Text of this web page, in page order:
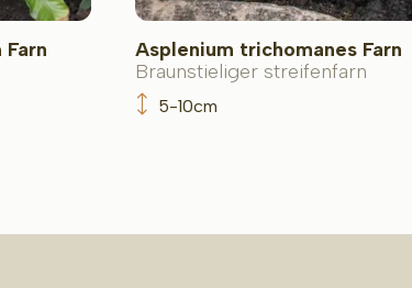
Asplenium trichomanes Farn
Braunstieliger streifenfarn
5-10cm